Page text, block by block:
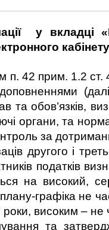
у вкладці
кабінету
п. 42 прим. 1.2 ст.
та обов’язків,
органи, та
за
другого і
податків
на високий,
графіка не
високим – не